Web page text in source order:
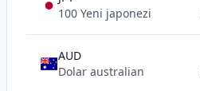
100 Yeni japonezi
AUD
Dolar australian